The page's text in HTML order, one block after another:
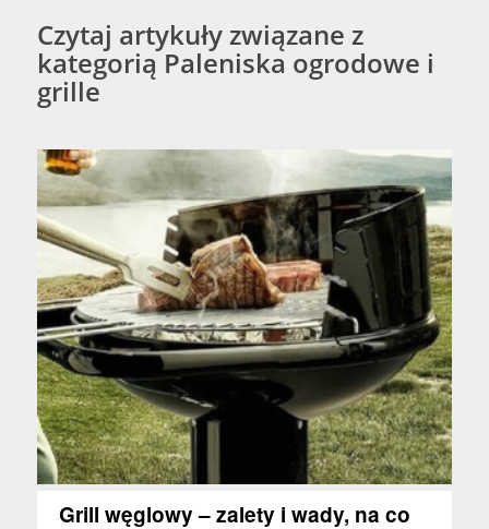
Czytaj artykuły związane z
kategorią Paleniska ogrodowe i
grille
Grill węglowy – zalety i wady, na co